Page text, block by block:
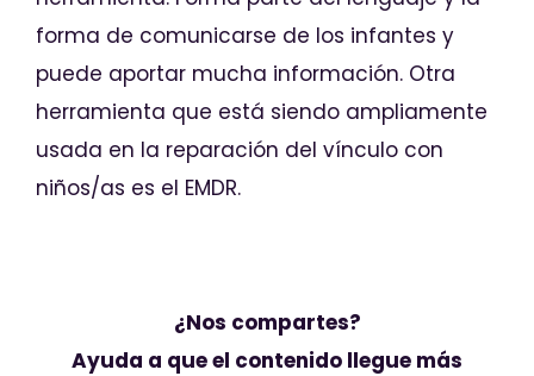
forma de comunicarse de los infantes y
puede aportar mucha información. Otra
herramienta que está siendo ampliamente
usada en la reparación del vínculo con
niños/as es el EMDR.
¿Nos compartes?
Ayuda a que el contenido llegue más